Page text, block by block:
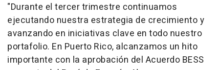
"Durante el tercer trimestre continuamos
ejecutando nuestra estrategia de crecimiento y
avanzando en iniciativas clave en todo nuestro
portafolio. En Puerto Rico, alcanzamos un hito
importante con la aprobación del Acuerdo BESS